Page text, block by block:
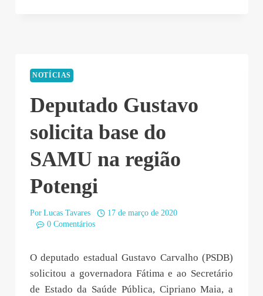
NOTÍCIAS
Deputado Gustavo
solicita base do
SAMU na região
Potengi
Por Lucas Tavares
17 de março de 2020
0 Comentários
O deputado estadual Gustavo Carvalho (PSDB)
solicitou a governadora Fátima e ao Secretário
de Estado da Saúde Pública, Cipriano Maia, a